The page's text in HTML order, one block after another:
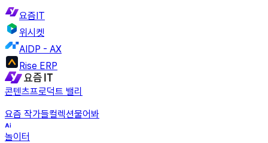
요즘IT
위시켓
AIDP - AX
Rise ERP
콘텐츠프로덕트 밸리
요즘 작가들컬렉션물어봐
놀이터